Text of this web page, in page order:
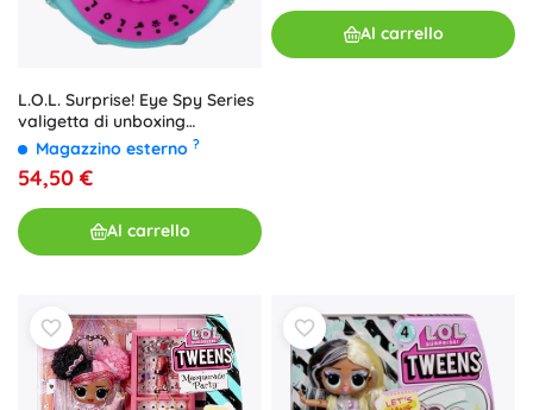
L.O.L. Surprise! Eye Spy Series
valigetta di unboxing
definitiva con oltre 40
sorprese
Magazzino esterno ?
54,50 €
Al carrello
Al carrello